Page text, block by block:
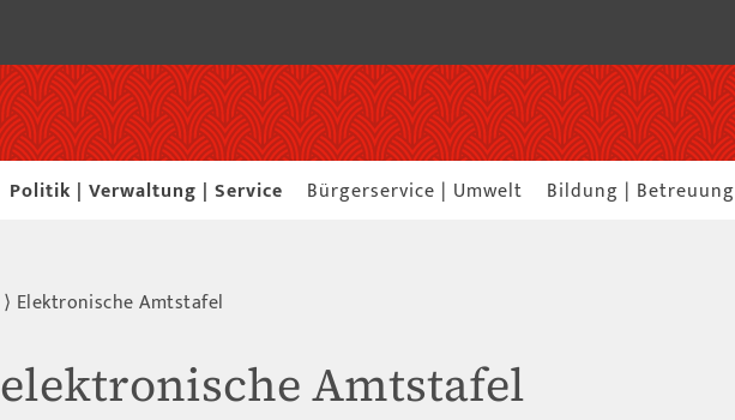
Politik | Verwaltung | Service Bürgerservice | Umwelt Bildung | Betreuung
⟩ Elektronische Amtstafel
elektronische Amtstafel